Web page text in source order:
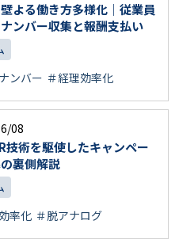
よる働き方多様化｜従業員
ンバー収集と報酬支払い
ンバー ＃経理効率化
08
技術を駆使したキャンペー
裏側解説
率化 ＃脱アナログ